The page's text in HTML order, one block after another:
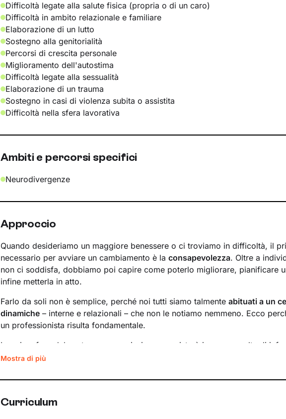
Difficoltà legate alla salute fisica (propria o di un caro)
Difficoltà in ambito relazionale e familiare
Elaborazione di un lutto
Sostegno alla genitorialità
Percorsi di crescita personale
Miglioramento dell'autostima
Difficoltà legate alla sessualità
Elaborazione di un trauma
Sostegno in casi di violenza subita o assistita
Difficoltà nella sfera lavorativa
Ambiti e percorsi specifici
Neurodivergenze
Approccio
Quando desideriamo un maggiore benessere o ci troviamo in difficoltà, il
necessario per avviare un cambiamento è la consapevolezza. Oltre a
non ci soddisfa, dobbiamo poi capire come poterlo migliorare, pianificare
infine metterla in atto.
Farlo da soli non è semplice, perché noi tutti siamo talmente abituati a un
dinamiche – interne e relazionali – che non le notiamo nemmeno. Ecco
un professionista risulta fondamentale.
La prima fase del nostro percorso insieme consisterà in una raccolta di
porteranno a definire un
aggiornando gli obiettivi di conseguenza.
Una seduta dopo l’altra, andremo ad
Mostra di più
Curriculum